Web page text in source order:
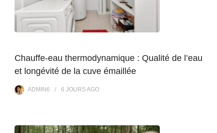
Chauffe-eau thermodynamique : Qualité de l’eau
et longévité de la cuve émaillée
ADMIN6 6 JOURSAGO